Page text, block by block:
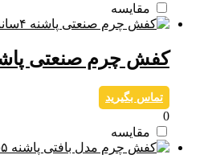
مقایسه
کفش چرم صنعتی پاشنه
تماس بگیرید
0
مقایسه